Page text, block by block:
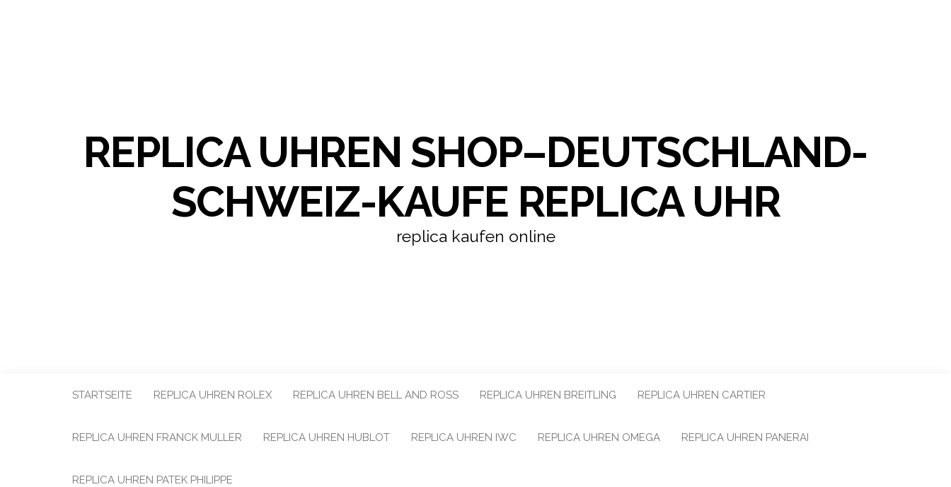
REPLICA UHREN SHOP–DEUTSCHLAND-
SCHWEIZ-KAUFE REPLICA UHR
replica kaufen online
STARTSEITE REPLICA UHREN ROLEX REPLICA UHREN BELL AND ROSS REPLICA UHREN BREITLING REPLICA UHREN CARTIER
REPLICA UHREN FRANCK MULLER REPLICA UHREN HUBLOT REPLICA UHREN IWC REPLICA UHREN OMEGA REPLICA UHREN PANERAI
REPLICA UHREN PATEK PHILIPPE